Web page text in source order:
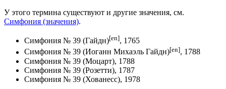
У этого термина существуют и другие значения, см.
Симфония (значения).
Симфония № 39 (Гайдн)[en], 1765
Симфония № 39 (Иоганн Михаэль Гайдн)[en], 1788
Симфония № 39 (Моцарт), 1788
Симфония № 39 (Розетти), 1787
Симфония № 39 (Хованесс), 1978